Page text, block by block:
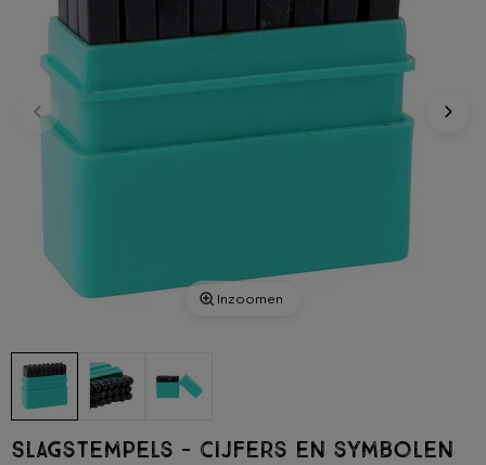
Inzoomen
Slagstempels - cijfers en symbolen